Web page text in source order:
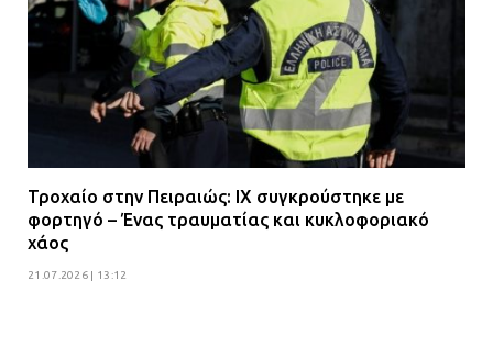
Τροχαίο στην Πειραιώς: ΙΧ συγκρούστηκε με
φορτηγό – Ένας τραυματίας και κυκλοφοριακό
χάος
21.07.2026 | 13:12